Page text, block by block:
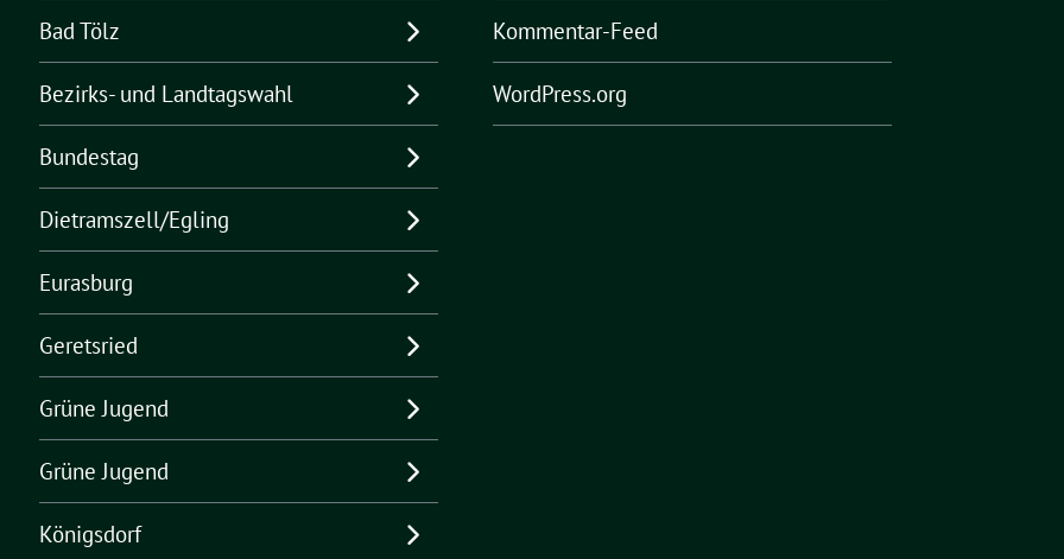
Bad Tölz
Bezirks- und Landtagswahl
Bundestag
Dietramszell/Egling
Eurasburg
Geretsried
Grüne Jugend
Grüne Jugend
Königsdorf
Kommentar-Feed
WordPress.org